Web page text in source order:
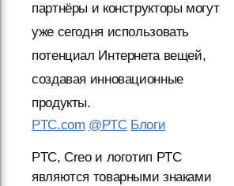
партнёры и конструкторы могут
уже сегодня использовать
потенциал Интернета вещей,
создавая инновационные
продукты.
PTC.com @PTC Блоги
PTC, Creo и логотип PTC
являются товарными знаками